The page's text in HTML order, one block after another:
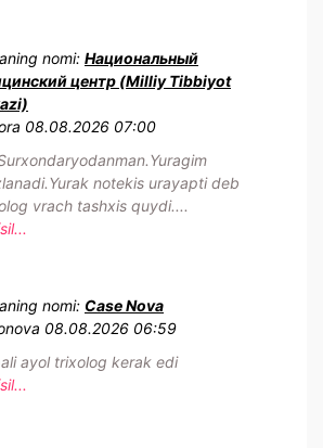
nomi: Национальный
центр (Milliy Tibbiyot
08.08.2026 07:00
notekis urayapti deb
vrach tashxis quydi....
nomi: Case Nova
08.08.2026 06:59
ayol trixolog kerak edi